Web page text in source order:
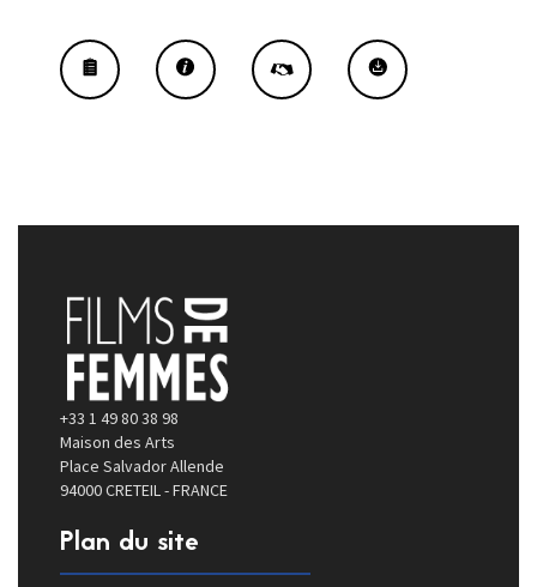
+33 1 49 80 38 98
Maison des Arts
Place Salvador Allende
94000 CRETEIL - FRANCE
Plan du site